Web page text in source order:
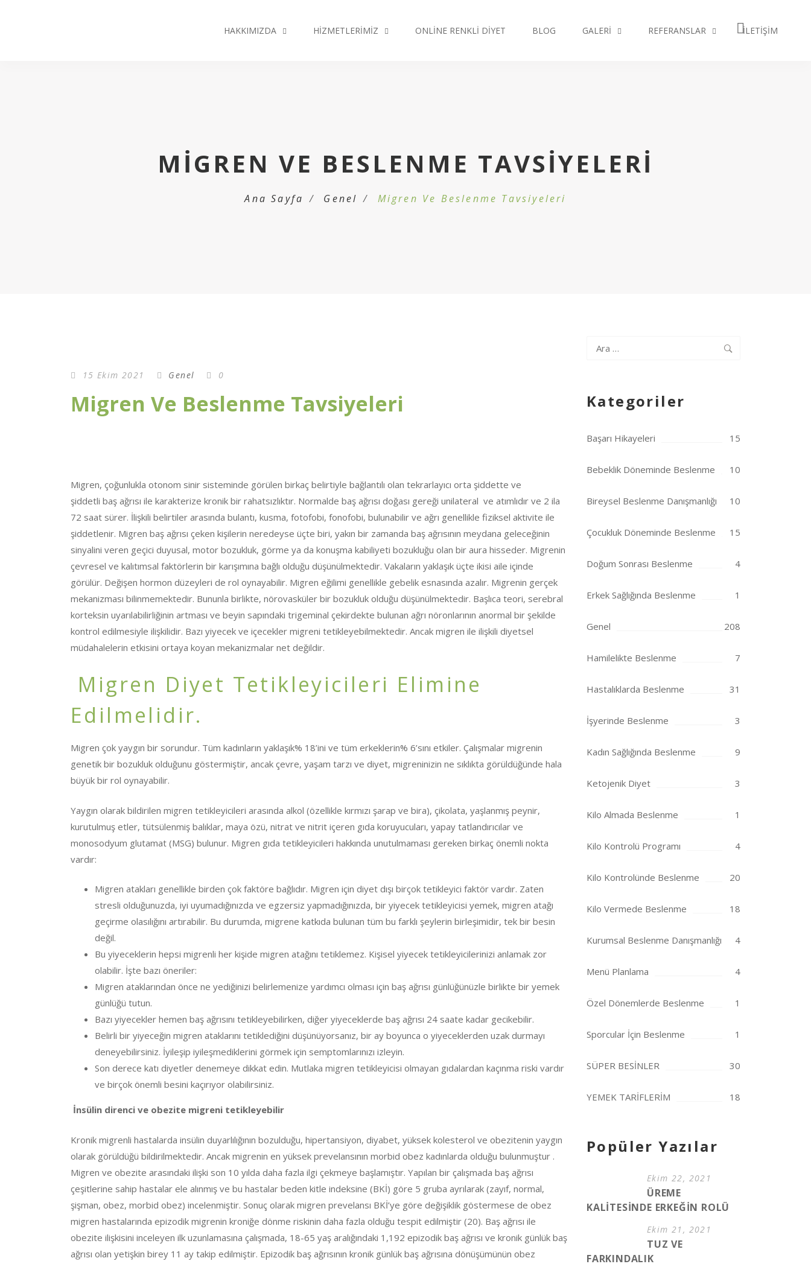
HAKKIMIZDA HIZMETLERIMIZ ONLINE RENKLI DIYET BLOG GALERI REFERANSLAR İLETIŞIM
MIGREN VE BESLENME TAVSIYELERI
Ana Sayfa Genel Migren Ve Beslenme Tavsiyeleri
15 Ekim 2021 Genel 0
Migren Ve Beslenme Tavsiyeleri
Migren, çoğunlukla otonom sinir sisteminde görülen birkaç belirtiyle bağlantılı olan tekrarlayıcı orta şiddette ve
şiddetli baş ağrısı ile karakterize kronik bir rahatsızlıktır. Normalde baş ağrısı doğası gereği unilateral ve atımlıdır ve 2 ila
72 saat sürer. İlişkili belirtiler arasında bulantı, kusma, fotofobi, fonofobi, bulunabilir ve ağrı genellikle fiziksel aktivite ile
şiddetlenir. Migren baş ağrısı çeken kişilerin neredeyse üçte biri, yakın bir zamanda baş ağrısının meydana geleceğinin
sinyalini veren geçici duyusal, motor bozukluk, görme ya da konuşma kabiliyeti bozukluğu olan bir aura hisseder. Migrenin
çevresel ve kalıtımsal faktörlerin bir karışımına bağlı olduğu düşünülmektedir. Vakaların yaklaşık üçte ikisi aile içinde
görülür. Değişen hormon düzeyleri de rol oynayabilir. Migren eğilimi genellikle gebelik esnasında azalır. Migrenin gerçek
mekanizması bilinmemektedir. Bununla birlikte, nörovasküler bir bozukluk olduğu düşünülmektedir. Başlıca teori, serebral
korteksin uyarılabilirliğinin artması ve beyin sapındaki trigeminal çekirdekte bulunan ağrı nöronlarının anormal bir şekilde
kontrol edilmesiyle ilişkilidir. Bazı yiyecek ve içecekler migreni tetikleyebilmektedir. Ancak migren ile ilişkili diyetsel
müdahalelerin etkisini ortaya koyan mekanizmalar net değildir.
Migren Diyet Tetikleyicileri Elimine
Edilmelidir.
Migren çok yaygın bir sorundur. Tüm kadınların yaklaşık% 18’ini ve tüm erkeklerin% 6’sını etkiler. Çalışmalar migrenin
genetik bir bozukluk olduğunu göstermiştir, ancak çevre, yaşam tarzı ve diyet, migreninizin ne sıklıkta görüldüğünde hala
büyük bir rol oynayabilir.
Yaygın olarak bildirilen migren tetikleyicileri arasında alkol (özellikle kırmızı şarap ve bira), çikolata, yaşlanmış peynir,
kurutulmuş etler, tütsülenmiş balıklar, maya özü, nitrat ve nitrit içeren gıda koruyucuları, yapay tatlandırıcılar ve
monosodyum glutamat (MSG) bulunur. Migren gıda tetikleyicileri hakkında unutulmaması gereken birkaç önemli nokta
vardır:
Migren atakları genellikle birden çok faktöre bağlıdır. Migren için diyet dışı birçok tetikleyici faktör vardır. Zaten
stresli olduğunuzda, iyi uyumadığınızda ve egzersiz yapmadığınızda, bir yiyecek tetikleyicisi yemek, migren atağı
geçirme olasılığını artırabilir. Bu durumda, migrene katkıda bulunan tüm bu farklı şeylerin birleşimidir, tek bir besin
değil.
Bu yiyeceklerin hepsi migrenli her kişide migren atağını tetiklemez. Kişisel yiyecek tetikleyicilerinizi anlamak zor
olabilir. İşte bazı öneriler:
Migren ataklarından önce ne yediğinizi belirlemenize yardımcı olması için baş ağrısı günlüğünüzle birlikte bir yemek
günlüğü tutun.
Bazı yiyecekler hemen baş ağrısını tetikleyebilirken, diğer yiyeceklerde baş ağrısı 24 saate kadar gecikebilir.
Belirli bir yiyeceğin migren ataklarını tetiklediğini düşünüyorsanız, bir ay boyunca o yiyeceklerden uzak durmayı
deneyebilirsiniz. İyileşip iyileşmediklerini görmek için semptomlarınızı izleyin.
Son derece katı diyetler denemeye dikkat edin. Mutlaka migren tetikleyicisi olmayan gıdalardan kaçınma riski vardır
ve birçok önemli besini kaçırıyor olabilirsiniz.
İnsülin direnci ve obezite migreni tetikleyebilir
Kronik migrenli hastalarda insülin duyarlılığının bozulduğu, hipertansiyon, diyabet, yüksek kolesterol ve obezitenin yaygın
olarak görüldüğü bildirilmektedir. Ancak migrenin en yüksek prevelansının morbid obez kadınlarda olduğu bulunmuştur .
Migren ve obezite arasındaki ilişki son 10 yılda daha fazla ilgi çekmeye başlamıştır. Yapılan bir çalışmada baş ağrısı
çeşitlerine sahip hastalar ele alınmış ve bu hastalar beden kitle indeksine (BKİ) göre 5 gruba ayrılarak (zayıf, normal,
şişman, obez, morbid obez) incelenmiştir. Sonuç olarak migren prevelansı BKİ’ye göre değişiklik göstermese de obez
migren hastalarında epizodik migrenin kroniğe dönme riskinin daha fazla olduğu tespit edilmiştir (20). Baş ağrısı ile
obezite ilişkisini inceleyen ilk uzunlamasına çalışmada, 18-65 yaş aralığındaki 1,192 epizodik baş ağrısı ve kronik günlük baş
ağrısı olan yetişkin birey 11 ay takip edilmiştir. Epizodik baş ağrısının kronik günlük baş ağrısına dönüşümünün obez
Arama:
Kategoriler
Başarı Hikayeleri 15
Bebeklik Döneminde Beslenme 10
Bireysel Beslenme Danışmanlığı 10
Çocukluk Döneminde Beslenme 15
Doğum Sonrası Beslenme 4
Erkek Sağlığında Beslenme 1
Genel 208
Hamilelikte Beslenme 7
Hastalıklarda Beslenme 31
İşyerinde Beslenme 3
Kadın Sağlığında Beslenme 9
Ketojenik Diyet 3
Kilo Almada Beslenme 1
Kilo Kontrolü Programı 4
Kilo Kontrolünde Beslenme 20
Kilo Vermede Beslenme 18
Kurumsal Beslenme Danışmanlığı 4
Menü Planlama 4
Özel Dönemlerde Beslenme 1
Sporcular İçin Beslenme 1
SÜPER BESİNLER 30
YEMEK TARİFLERİM 18
Popüler Yazılar
Ekim 22, 2021
ÜREME
KALİTESİNDE ERKEĞİN ROLÜ
Ekim 21, 2021
TUZ VE
FARKINDALIK